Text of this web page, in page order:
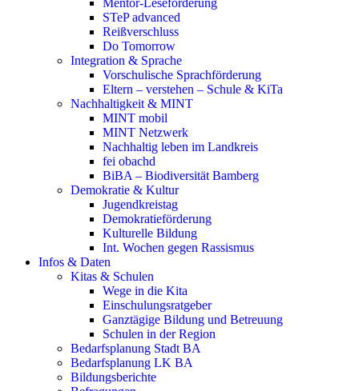
Mentor-Leseförderung
STeP advanced
Reißverschluss
Do Tomorrow
Integration & Sprache
Vorschulische Sprachförderung
Eltern – verstehen – Schule & KiTa
Nachhaltigkeit & MINT
MINT mobil
MINT Netzwerk
Nachhaltig leben im Landkreis
fei obachd
BiBA – Biodiversität Bamberg
Demokratie & Kultur
Jugendkreistag
Demokratieförderung
Kulturelle Bildung
Int. Wochen gegen Rassismus
Infos & Daten
Kitas & Schulen
Wege in die Kita
Einschulungsratgeber
Ganztägige Bildung und Betreuung
Schulen in der Region
Bedarfsplanung Stadt BA
Bedarfsplanung LK BA
Bildungsberichte